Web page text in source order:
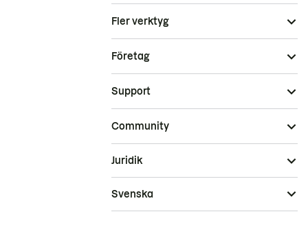
Fler verktyg
Företag
Support
Community
Juridik
Svenska